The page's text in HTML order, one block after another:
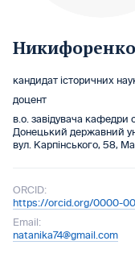
Никифоренко
кандидат історичних
доцент
в.о. завідувача кафедри
Донецький державний
вул. Карпінського, 58,
ORCID:
https://orcid.org/0000-
Email:
natanika74@gmail.com